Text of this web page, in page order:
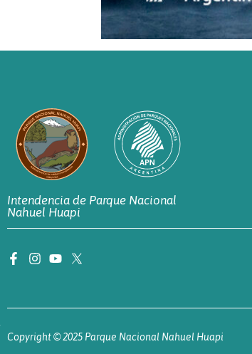
Intendencia de Parque Nacional
Nahuel Huapi
Copyright © 2025 Parque Nacional Nahuel Huapi